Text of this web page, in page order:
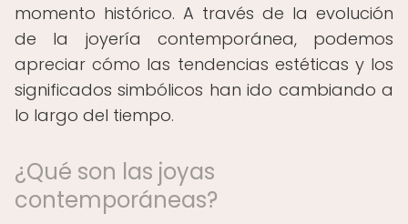
momento histórico. A través de la evolución
de la joyería contemporánea, podemos
apreciar cómo las tendencias estéticas y los
significados simbólicos han ido cambiando a
lo largo del tiempo.
¿Qué son las joyas
contemporáneas?